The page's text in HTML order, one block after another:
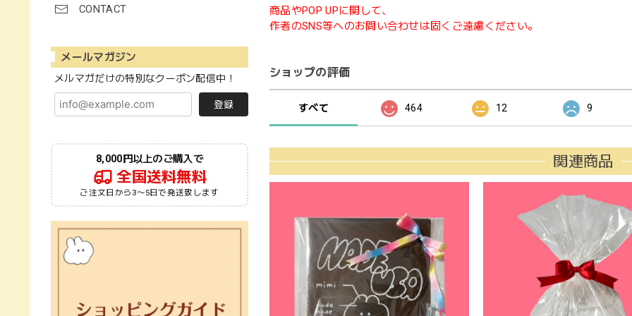
CONTACT
メールマガジン
メルマガだけの特別なクーポン配信中！
登録
8,000円以上のご購入で
全国送料無料
ご注文日から3〜5日で発送致します
商品やPOP UPに関して、
作者のSNS等へのお問い合わせは固くご遠慮ください。
ショップの評価
すべて 464 12 9
関連商品